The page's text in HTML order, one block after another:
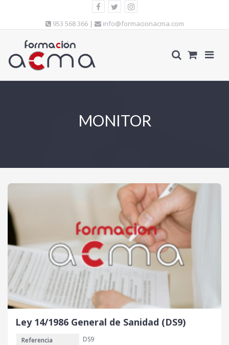
953 568 366 | info@formacionacma.com
MONITOR
Ley 14/1986 General de Sanidad (DS9)
Referencia
DS9